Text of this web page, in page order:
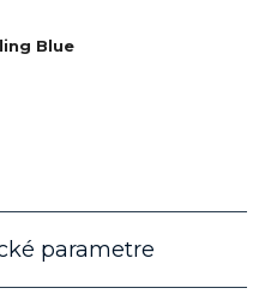
Blue
parametre